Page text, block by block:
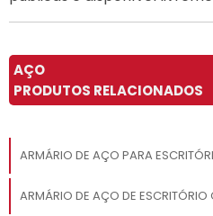
AÇO
PRODUTOS RELACIONADOS
ARMÁRIO DE AÇO PARA
ARMÁRIO DE AÇO DE